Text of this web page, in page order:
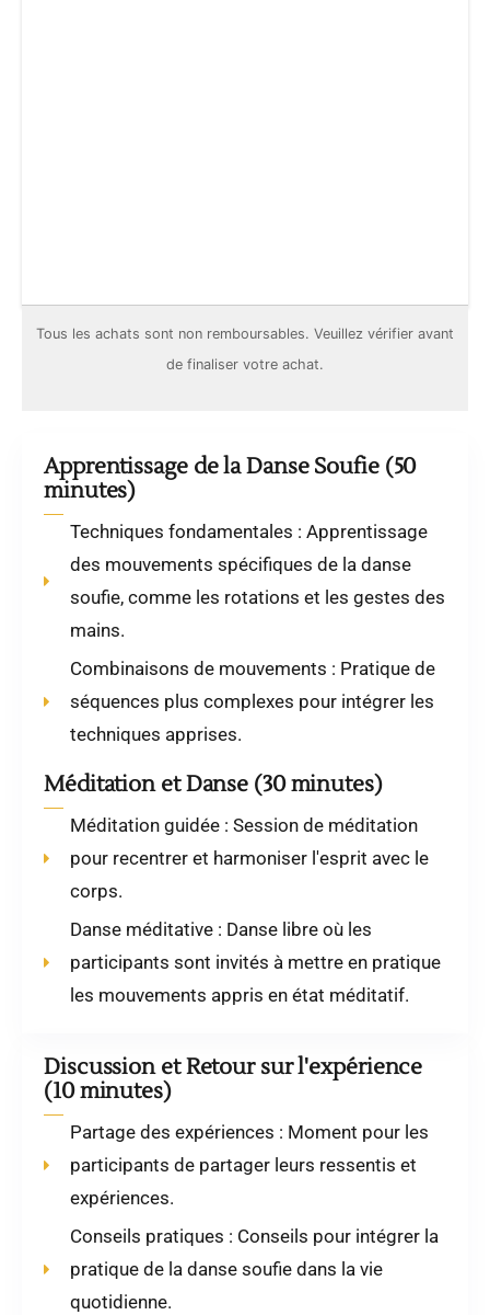
Tous les achats sont non remboursables. Veuillez vérifier avant
de finaliser votre achat.
Apprentissage de la Danse Soufie (50
minutes)
Techniques fondamentales : Apprentissage
des mouvements spécifiques de la danse
soufie, comme les rotations et les gestes des
mains.
Combinaisons de mouvements : Pratique de
séquences plus complexes pour intégrer les
techniques apprises.
Méditation et Danse (30 minutes)
Méditation guidée : Session de méditation
pour recentrer et harmoniser l'esprit avec le
corps.
Danse méditative : Danse libre où les
participants sont invités à mettre en pratique
les mouvements appris en état méditatif.
Discussion et Retour sur l'expérience
(10 minutes)
Partage des expériences : Moment pour les
participants de partager leurs ressentis et
expériences.
Conseils pratiques : Conseils pour intégrer la
pratique de la danse soufie dans la vie
quotidienne.